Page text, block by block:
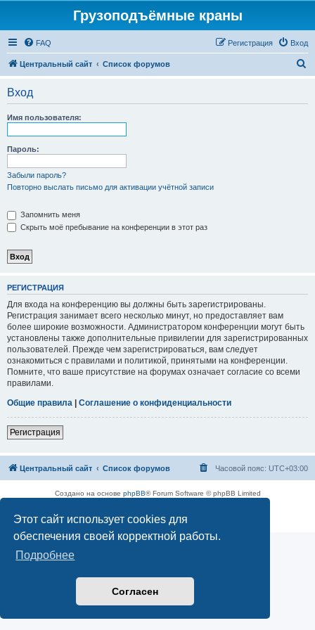
Этот сайт использует cookies для
обеспечения своей корректной работы.
Подробнее
Согласен
Грузоподъёмные краны
FAQ Вход
Регистрация
Центральный сайт Список форумов
Вход
Имя пользователя:
Пароль:
Забыли пароль?
Повторно выслать письмо для активации учётной записи
Запомнить меня
Скрыть моё пребывание на конференции в этот раз
РЕГИСТРАЦИЯ
Для входа на конференцию вы должны быть зарегистрированы.
Регистрация занимает всего несколько минут, но предоставляет вам
более широкие возможности. Администратором конференции могут быть
установлены также дополнительные привилегии для зарегистрированных
пользователей. Прежде чем зарегистрироваться, вам следует
ознакомиться с правилами и политикой, принятыми на конференции.
Помните, что ваше присутствие на форумах означает согласие со всеми
правилами.
Общие правила | Соглашение о конфиденциальности
Регистрация
Центральный сайт Список форумов Часовой пояс: UTC+03:00
Создано на основе phpBB® Forum Software © phpBB Limited
Конфиденциальность|Правила